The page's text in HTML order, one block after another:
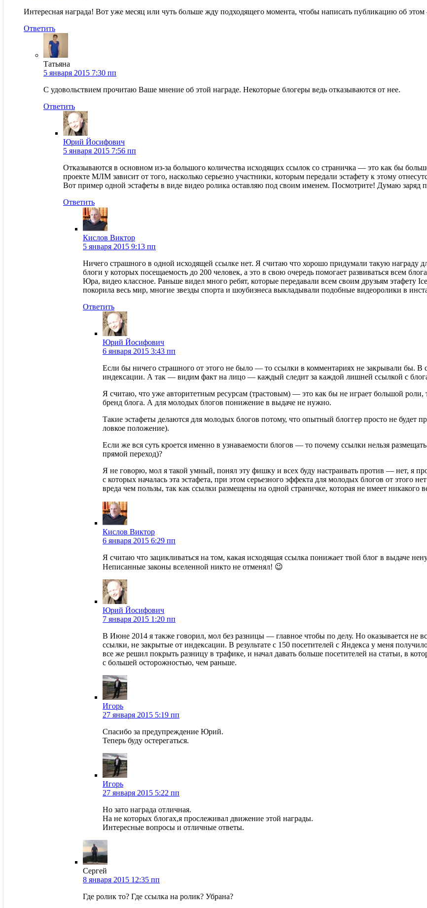
Интересная награда! Вот уже месяц или чуть больше жду подходящего момента, чтобы написать публикацию об
Ответить
Татьяна
5 января 2015 7:30 пп
С удовольствием прочитаю Ваше мнение об этой награде. Некоторые блогеры ведь отказываются от нее.
Ответить
Юрий Йосифович
5 января 2015 7:56 пп
Отказываются в основном из-за большого количества исходящих ссылок со страничка — это как бы
проекте МЛМ зависит от того, насколько серьезно участники, которым передали эстафету к этому
Вот пример одной эстафеты в виде видео ролика оставляю под своим именем. Посмотрите! Думаю заряд
Ответить
Кислов Виктор
5 января 2015 9:13 пп
Ничего страшного в одной исходящей ссылке нет. Я считаю что хорошо придумали такую награду
блоги у которых посещаемость до 200 человек, а это в свою очередь помогает развиваться всем
Юра, видео классное. Раньше видел много ребят, которые передавали всем своим друзьям этафету
покорила весь мир, многие звезды спорта и шоубизнеса выкладывали подобные видеоролики в
Ответить
Юрий Йосифович
6 января 2015 3:43 пп
Если бы ничего страшного от этого не было — то ссылки в комментариях не закрывали бы. В
индексации. А так — видим факт на лицо — каждый следит за каждой лишней ссылкой с
Я считаю, что уже авторитетным ресурсам (трастовым) — это как бы не играет большой роли,
бренд блога. А для молодых блогов понижение в выдаче не нужно.
Такие эстафеты делаются для молодых блогов потому, что опытный блоггер просто не будет
ловкое положение).
Если же вся суть кроется именно в узнаваемости блогов — то почему ссылки нельзя
прямой переход)?
Я не говорю, мол я такой умный, понял эту фишку и всех буду настраивать против — нет, я
с которых началась эта эстафета, при этом серьезного эффекта для молодых блогов от этого
вреда чем пользы, так как ссылки размещены на одной страничке, которая не имеет никакого
Кислов Виктор
6 января 2015 6:29 пп
Я считаю что зацикливаться на том, какая исходящая ссылка понижает твой блог в выдаче
Неписанные законы вселенной никто не отменял! 😉
Юрий Йосифович
7 января 2015 1:20 пп
В Июне 2014 я также говорил, мол без разницы — главное чтобы по делу. Но оказывается не
ссылки, не закрытые от индексации. В результате с 150 посетителей с Яндекса у меня
все же решил покрыть разницу в трафике, и начал давать больше посетителей на статьи, в
с большей осторожностью, чем раньше.
Игорь
27 января 2015 5:19 пп
Спасибо за предупреждение Юрий.
Теперь буду остерегаться.
Игорь
27 января 2015 5:22 пп
Но зато награда отличная.
На не которых блогах,я прослеживал движение этой награды.
Интересные вопросы и отличные ответы.
Сергей
8 января 2015 12:35 пп
Где ролик то? Где ссылка на ролик? Убрана?